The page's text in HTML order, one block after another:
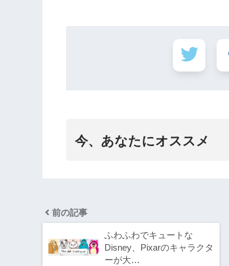
今、あなたにオススメ
前の記事
ふわふわでキュートな
Disney、Pixarのキャラクタ
ーが大…